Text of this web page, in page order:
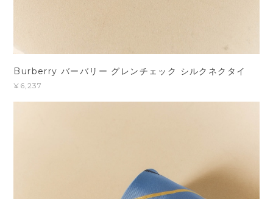
Burberry バーバリー グレンチェック シルクネクタイ
¥6,237